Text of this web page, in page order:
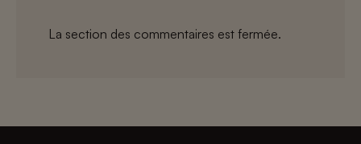
La section des commentaires est fermée.